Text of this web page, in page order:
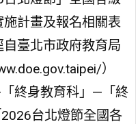
計畫及報名相關表
臺北市政府教育局
）
「終身教育科」—「終
台北燈節全國各